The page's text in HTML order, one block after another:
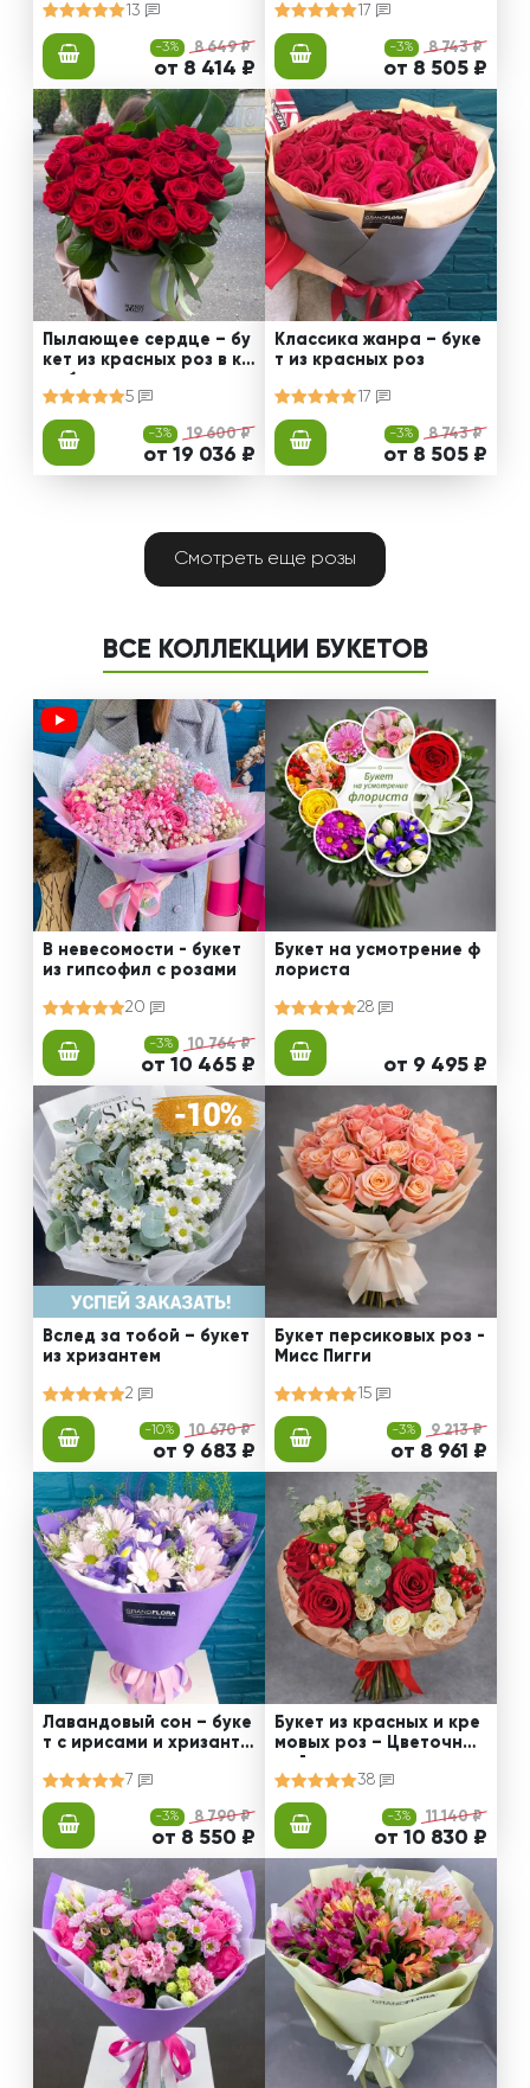
13
-3% 8 649 ₽
от 8 414 ₽
17
-3% 8 743 ₽
от 8 505 ₽
Пылающее сердце – бу
кет из красных роз в ко
робке
5
-3% 19 600 ₽
от 19 036 ₽
Классика жанра – буке
т из красных роз
17
-3% 8 743 ₽
от 8 505 ₽
Смотреть еще розы
ВСЕ КОЛЛЕКЦИИ БУКЕТОВ
В невесомости - букет
из гипсофил с розами
20
-3% 10 764 ₽
от 10 465 ₽
Букет на усмотрение ф
лориста
28
от 9 495 ₽
Вслед за тобой – букет
из хризантем
2
-10% 10 670 ₽
от 9 683 ₽
Букет персиковых роз -
Мисс Пигги
15
-3% 9 213 ₽
от 8 961 ₽
Лавандовый сон – буке
т с ирисами и хризанте
7
-3% 8 790 ₽
от 8 550 ₽
Букет из красных и кре
мовых роз – Цветочный
38
-3% 11 140 ₽
от 10 830 ₽